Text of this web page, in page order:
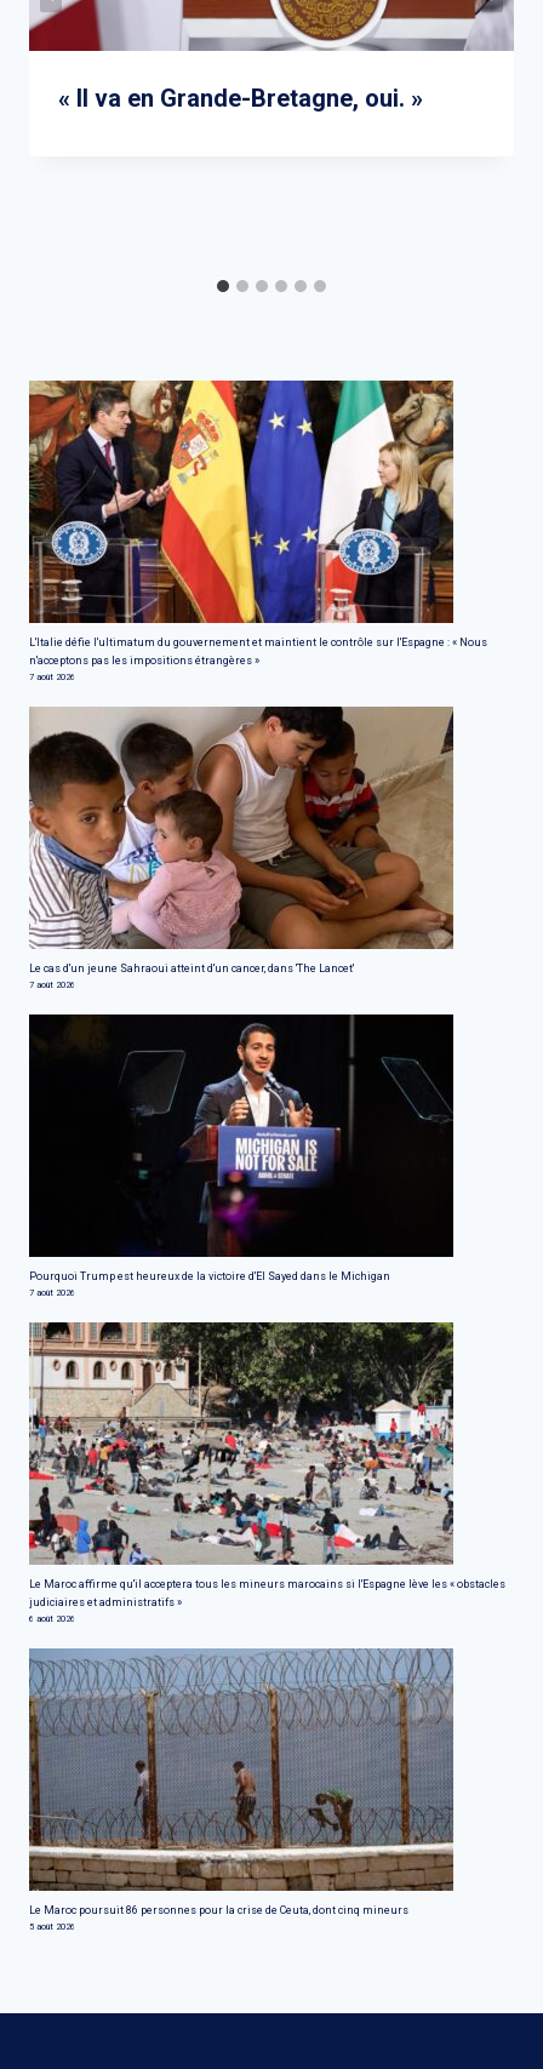
« Il va en Grande-Bretagne, oui. »
L'Italie défie l'ultimatum du gouvernement et maintient le contrôle sur l'Espagne : « Nous
n'acceptons pas les impositions étrangères »
7 août 2026
Le cas d'un jeune Sahraoui atteint d'un cancer, dans 'The Lancet'
7 août 2026
Pourquoi Trump est heureux de la victoire d'El Sayed dans le Michigan
7 août 2026
Le Maroc affirme qu'il acceptera tous les mineurs marocains si l'Espagne lève les « obstacles
judiciaires et administratifs »
6 août 2026
Le Maroc poursuit 86 personnes pour la crise de Ceuta, dont cinq mineurs
5 août 2026